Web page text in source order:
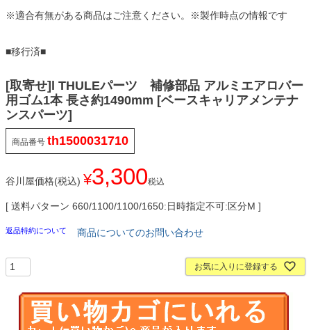
※適合有無がある商品はご注意ください。※製作時点の情報です
■移行済■
[取寄せ]l THULEパーツ 補修部品 アルミエアロバー
用ゴム1本 長さ約1490mm [ベースキャリアメンテナ
ンスパーツ]
商品番号 th1500031710
谷川屋価格(税込) ¥3,300税込
送料パターン 660/1100/1100/1650:日時指定不可:区分M
返品特約について 商品についてのお問い合わせ
お気に入りに登録する